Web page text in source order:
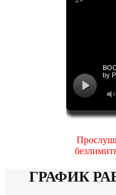
ГРАФИК